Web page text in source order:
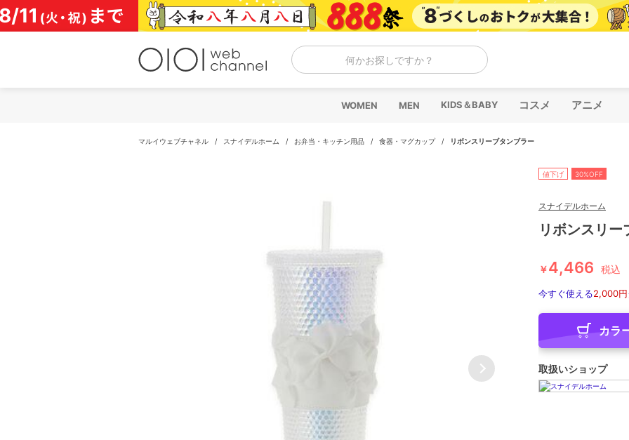
コ
ン
テ
何かお探しですか？
WOMEN MEN KIDS＆BABY コスメ アニメ
マルイウェブチャネル / スナイデルホーム / お弁当・キッチン用品 / 食器・マグカップ / リボンスリーブタンブラー
値下げ 30%OFF
スナイデルホーム
リボンスリー
￥4,466 税込
今すぐ使える2,000円
カラ
取扱いショップ